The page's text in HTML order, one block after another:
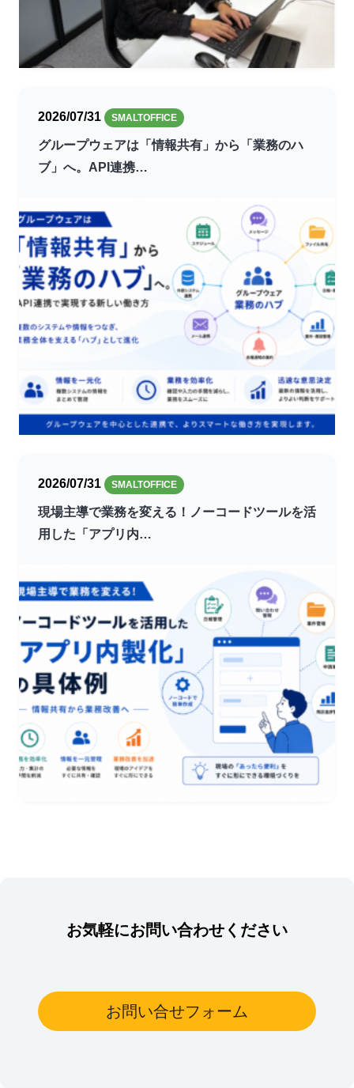
2026/07/31 SMALTOFFICE
グループウェアは「情報共有」から「業務のハ
ブ」へ。API連携…
2026/07/31 SMALTOFFICE
現場主導で業務を変える！ノーコードツールを活
用した「アプリ内…
お気軽にお問い合わせください
お問い合せフォーム